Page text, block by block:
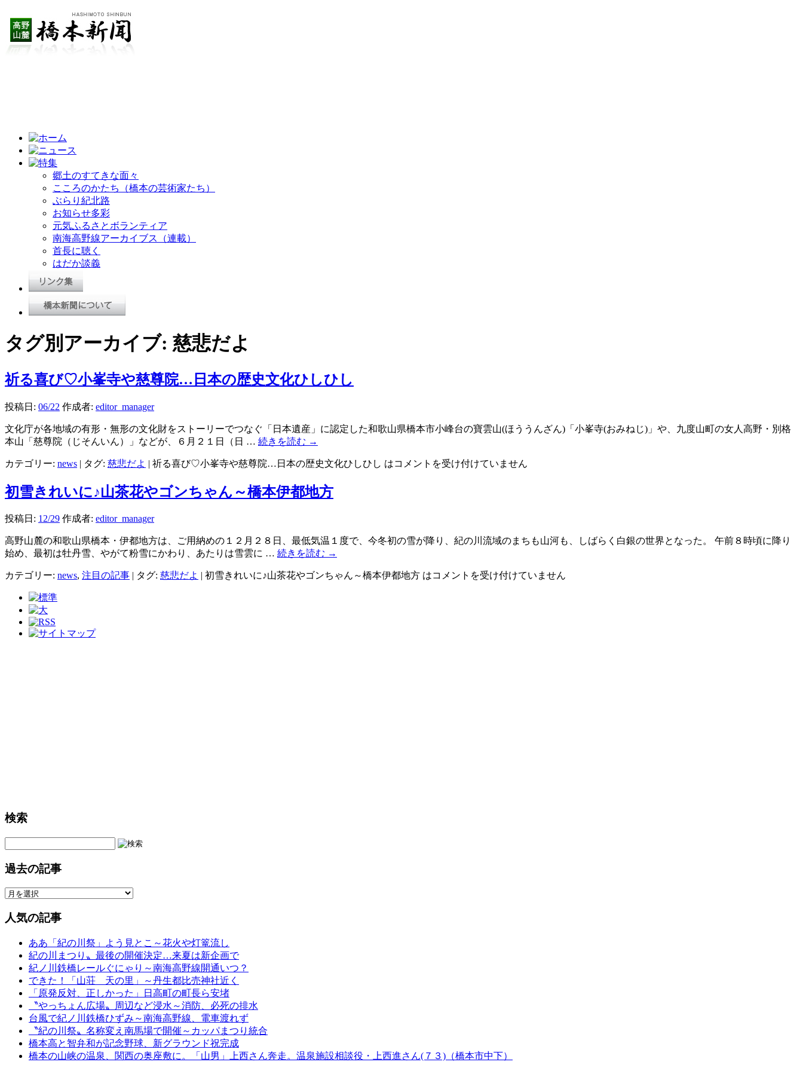
郷土のすてきな面々
こころのかたち（橋本の芸術家たち）
ぶらり紀北路
お知らせ多彩
元気ふるさとボランティア
南海高野線アーカイブス（連載）
首長に聴く
はだか談義
タグ別アーカイブ: 慈悲だよ
祈る喜び♡小峯寺や慈尊院…日本の歴史文化ひしひし
投稿日: 06/22 作成者: editor_manager
文化庁が各地域の有形・無形の文化財をストーリーでつなぐ「日本遺産」に認定した和歌山県橋本市小峰台の寶雲山(ほううんざん)「小峯寺(おみねじ)」や、九度山町の女人高野・別格
本山「慈尊院（じそんいん）」などが、６月２１日（日 … 続きを読む →
カテゴリー: news | タグ: 慈悲だよ | 祈る喜び♡小峯寺や慈尊院…日本の歴史文化ひしひし はコメントを受け付けていません
初雪きれいに♪山茶花やゴンちゃん～橋本伊都地方
投稿日: 12/29 作成者: editor_manager
高野山麓の和歌山県橋本・伊都地方は、ご用納めの１２月２８日、最低気温１度で、今冬初の雪が降り、紀の川流域のまちも山河も、しばらく白銀の世界となった。 午前８時頃に降り
始め、最初は牡丹雪、やがて粉雪にかわり、あたりは雪雲に … 続きを読む →
カテゴリー: news, 注目の記事 タグ: 慈悲だよ 初雪きれいに♪山茶花やゴンちゃん～橋本伊都地方 はコメントを受け付けていません
検索
過去の記事
人気の記事
ああ「紀の川祭」よう見とこ～花火や灯篭流し
紀の川まつり〟最後の開催決定…来夏は新企画で
紀ノ川鉄橋レールぐにゃり～南海高野線開通いつ？
できた！「山荘 天の里」～丹生都比売神社近く
「原発反対、正しかった」日高町の町長ら安堵
〝やっちょん広場〟周辺など浸水～消防、必死の排水
台風で紀ノ川鉄橋ひずみ～南海高野線、電車渡れず
〝紀の川祭〟名称変え南馬場で開催～カッパまつり統合
橋本高と智弁和が記念野球、新グラウンド祝完成
橋本の山峡の温泉、関西の奥座敷に。「山男」上西さん奔走。温泉施設相談役・上西進さん(７３)（橋本市中下）